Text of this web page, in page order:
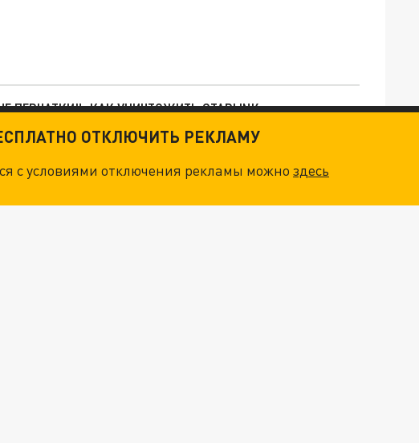
ПЕРЧАТКИ": КАК УНИЧТОЖИТЬ STARLINK
ВСУ. НО БЕДЫ ДЛЯ МАЛЫШЕЙ НЕ ЗАКОНЧИЛИСЬ
"ОЧЕНЬ ПЛОХИЕ НОВОСТИ": БОЛЬШАЯ ОШИБКА PALANTIR В РОССИИ. СТРАНЫ НАТО ВПЕРВЫЕ ЗА СВО ОСТАНОВИЛИ ПОСТАВКИ ОРУЖИЯ. ВСУ ТЕРЯЮТ ПРИГРАНИЧЬЕ?
ОТКЛЮЧИТЬ РЕКЛАМУ
с условиями отключения рекламы можноздесь